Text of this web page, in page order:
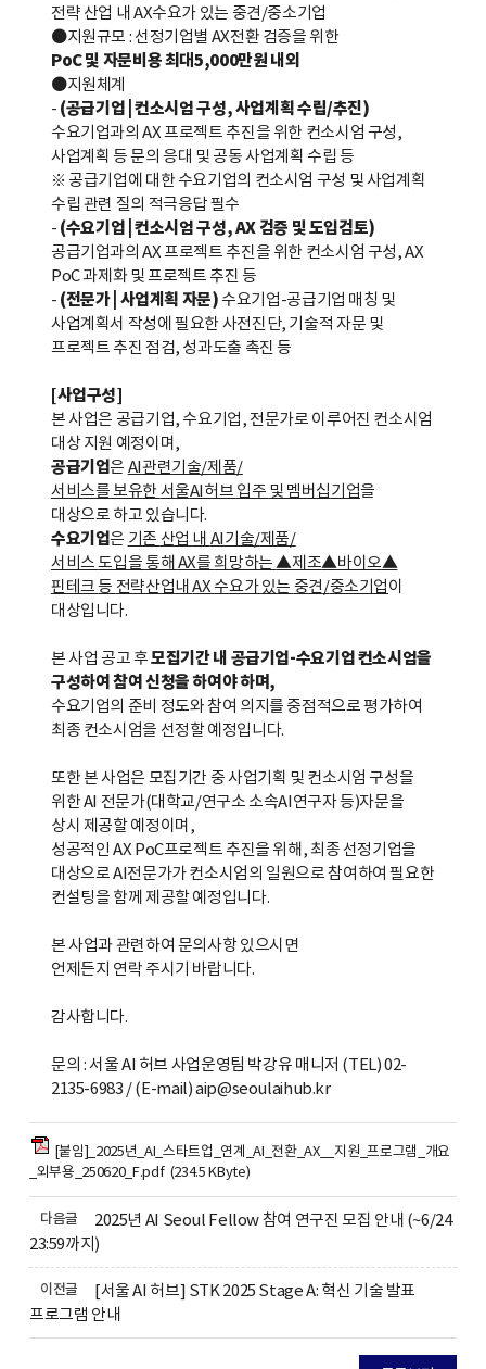
전략 산업 내 AX수요가 있는 중견/중소기업
●지원규모 :선정기업별 AX전환 검증을 위한
PoC및 자문비용최대5,000만원 내외
●지원체계
- (공급기업 | 컨소시엄 구성, 사업계획 수립/추진)
수요기업과의 AX 프로젝트 추진을 위한 컨소시엄 구성,
사업계획 등 문의 응대 및 공동 사업계획 수립 등
※ 공급기업에 대한 수요기업의 컨소시엄 구성 및 사업계획
수립 관련 질의 적극응답 필수
- (수요기업 | 컨소시엄 구성, AX 검증 및 도입검토)
공급기업과의 AX 프로젝트 추진을 위한 컨소시엄 구성, AX
PoC 과제화 및 프로젝트 추진 등
- (전문가 | 사업계획 자문)수요기업-공급기업 매칭 및
사업계획서 작성에 필요한 사전진단, 기술적 자문 및
프로젝트 추진 점검, 성과도출 촉진 등
[사업구성]
본 사업은 공급기업,수요기업,전문가로 이루어진 컨소시엄
대상 지원 예정이며,
공급기업은 AI관련기술/제품/
서비스를보유한서울AI허브 입주 및 멤버십기업을
대상으로 하고 있습니다.
수요기업은 기존 산업 내 AI기술/제품/
서비스도입을통해 AX를희망하는 ▲제조▲바이오▲
핀테크등 전략산업내AX수요가있는 중견/중소기업이
대상입니다.
본 사업 공고 후모집기간 내 공급기업-수요기업 컨소시엄을
구성하여 참여 신청을 하여야 하며,
수요기업의 준비 정도와 참여 의지를 중점적으로 평가하여
최종 컨소시엄을 선정할 예정입니다.
또한 본 사업은 모집기간 중 사업기획 및 컨소시엄 구성을
위한AI 전문가(대학교/연구소 소속AI연구자 등)자문을
상시 제공할 예정이며 ,
성공적인 AX PoC프로젝트 추진을 위해, 최종 선정기업을
대상으로AI전문가가 컨소시엄의 일원으로 참여하여 필요한
컨설팅을 함께 제공할 예정입니다.
본 사업과 관련하여 문의사항 있으시면
언제든지 연락 주시기 바랍니다.
감사합니다.
문의 : 서울 AI 허브 사업운영팀 박강유 매니저 (TEL) 02-
2135-6983 / (E-mail) aip@seoulaihub.kr
[붙임]_2025년_AI_스타트업_연계_AI_전환_AX__지원_프로그램_개요
_외부용_250620_F.pdf (234.5 KByte)
다음글
2025년 AI Seoul Fellow 참여 연구진 모집 안내 (~6/24
23:59까지)
이전글
[서울 AI 허브] STK 2025 Stage A: 혁신 기술 발표
프로그램 안내